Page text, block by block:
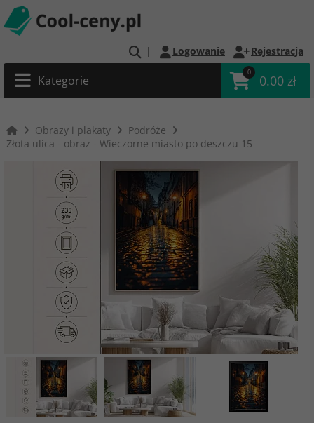
| Logowanie Rejestracja
Kategorie
0
0.00 zł
Obrazy i plakaty
Podróże
Złota ulica - obraz - Wieczorne miasto po deszczu 15